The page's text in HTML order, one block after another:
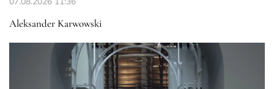
Aleksander Karwowski